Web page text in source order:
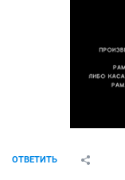
ОТВЕТИТЬ